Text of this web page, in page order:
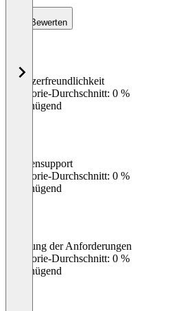
Bewerten
Benutzerfreundlichkeit
Kategorie-Durchschnitt: 0 %
Ungenügend
Kundensupport
Kategorie-Durchschnitt: 0 %
Ungenügend
Erfüllung der Anforderungen
Kategorie-Durchschnitt: 0 %
Ungenügend